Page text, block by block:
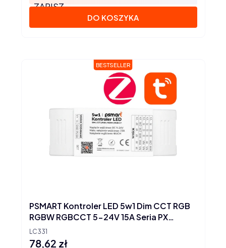
ZAPISZ
DO KOSZYKA
BESTSELLER
LC331
PSMART Kontroler LED 5w1 Dim CCT RGB
RGBW RGBCCT 5-24V 15A Seria PX
ZigBee Tuya
Cena
78,62 zł